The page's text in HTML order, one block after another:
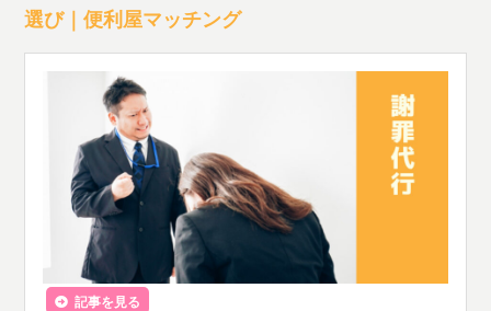
選び｜便利屋マッチング
記事を見る